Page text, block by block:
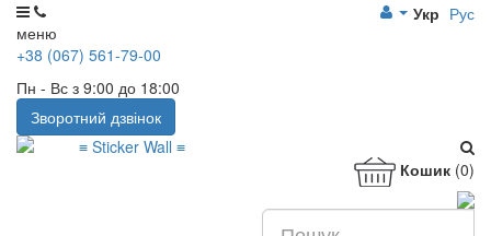
меню
Укр Рус
+38 (067) 561-79-00
Пн - Вс з 9:00 до 18:00
Зворотний дзвінок
Кошик (0)